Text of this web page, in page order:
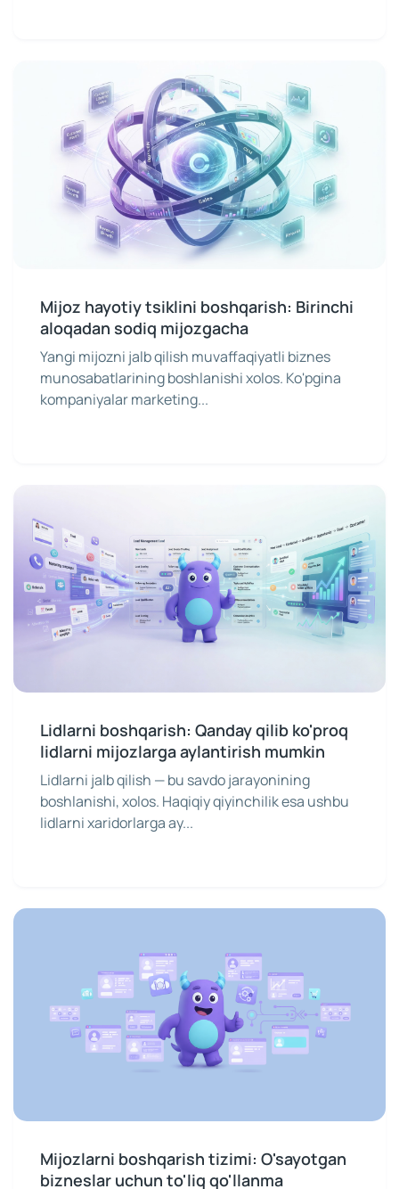
Mijoz hayotiy tsiklini boshqarish: Birinchi
aloqadan sodiq mijozgacha
Yangi mijozni jalb qilish muvaffaqiyatli biznes
munosabatlarining boshlanishi xolos. Ko'pgina
kompaniyalar marketing...
Lidlarni boshqarish: Qanday qilib ko'proq
lidlarni mijozlarga aylantirish mumkin
Lidlarni jalb qilish — bu savdo jarayonining
boshlanishi, xolos. Haqiqiy qiyinchilik esa ushbu
lidlarni xaridorlarga ay...
Mijozlarni boshqarish tizimi: O'sayotgan
bizneslar uchun to'liq qo'llanma